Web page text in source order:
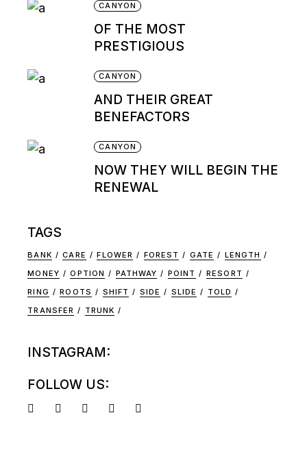
CANYON
OF THE MOST
PRESTIGIOUS
CANYON
AND THEIR GREAT
BENEFACTORS
CANYON
NOW THEY WILL BEGIN THE
RENEWAL
TAGS
BANK CARE FLOWER FOREST GATE
LENGTH
MONEY
OPTION PATHWAY POINT
RESORT
RING
ROOTS SHIFT SIDE SLIDE
TOLD
TRANSFER
TRUNK
INSTAGRAM:
FOLLOW US: